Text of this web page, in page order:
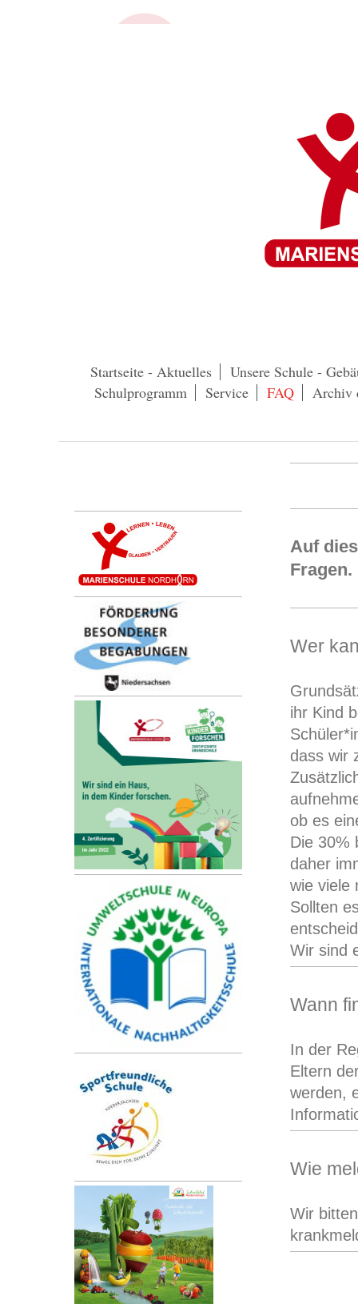
Startseite - Aktuelles
Unsere Schule -
Schulprogramm
Service FAQ Archiv
Auf
Fragen.
Wer
ihr Kind
dass wir
ob es
Die 30%
daher
wie viele
Sollten
Wir sind
Wann
In der
Eltern
werden,
Wie
Wir